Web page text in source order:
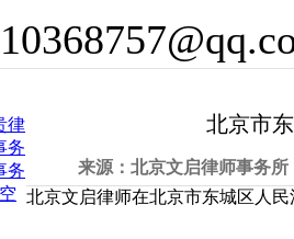
北京市
来源：北京文启律师事务
北京文启律师在北京市东城区人民
律
务
务